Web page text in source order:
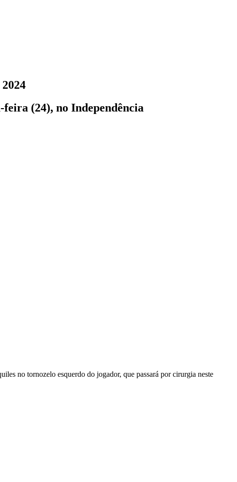
(24), no Independência
no tornozelo esquerdo do jogador, que passará por cirurgia neste